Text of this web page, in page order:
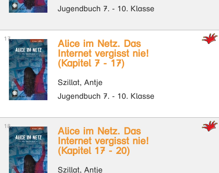
Jugendbuch 7. - 10. Klasse
Alice im Netz. Das
Internet vergisst nie!
(Kapitel 7 - 17)
Szillat, Antje
Jugendbuch 7. - 10. Klasse
Alice im Netz. Das
Internet vergisst nie!
(Kapitel 17 - 20)
Szillat, Antje